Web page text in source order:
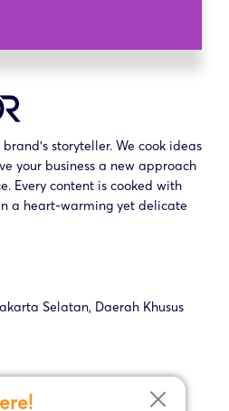
storyteller. We cook ideas
your business a new approach
Every content is cooked with
a heart-warming yet delicate
Selatan, Daerah Khusus